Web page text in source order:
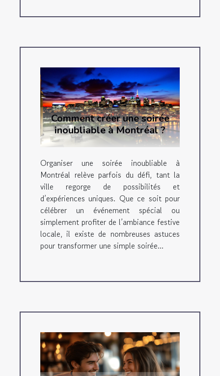
Comment créer une soirée
inoubliable à Montréal ?
Organiser une soirée inoubliable à
Montréal relève parfois du défi, tant la
ville regorge de possibilités et
d’expériences uniques. Que ce soit pour
célébrer un événement spécial ou
simplement profiter de l’ambiance festive
locale, il existe de nombreuses astuces
pour transformer une simple soirée...